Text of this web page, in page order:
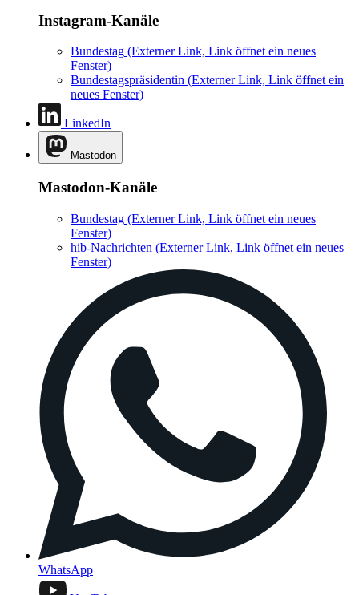
Instagram-Kanäle
Bundestag (Externer Link, Link öffnet ein neues
Fenster)
Bundestagspräsidentin (Externer Link, Link öffnet ein
neues Fenster)
LinkedIn
Mastodon
Mastodon-Kanäle
Bundestag (Externer Link, Link öffnet ein neues
Fenster)
hib-Nachrichten (Externer Link, Link öffnet ein neues
Fenster)
WhatsApp